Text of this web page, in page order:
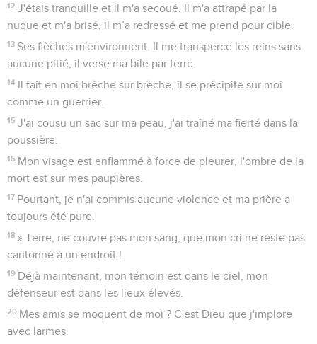
12 J'étais tranquille et il m'a secoué. Il m'a attrapé par la
nuque et m'a brisé, il m’a redressé et me prend pour cible.
13 Ses flèches m'environnent. Il me transperce les reins sans
aucune pitié, il verse ma bile par terre.
14 Il fait en moi brèche sur brèche, il se précipite sur moi
comme un guerrier.
15 J'ai cousu un sac sur ma peau, j'ai traîné ma fierté dans la
poussière.
16 Mon visage est enflammé à force de pleurer, l'ombre de la
mort est sur mes paupières.
17 Pourtant, je n'ai commis aucune violence et ma prière a
toujours été pure.
18 » Terre, ne couvre pas mon sang, que mon cri ne reste pas
cantonné à un endroit !
19 Déjà maintenant, mon témoin est dans le ciel, mon
défenseur est dans les lieux élevés.
20 Mes amis se moquent de moi ? C'est Dieu que j'implore
avec larmes.